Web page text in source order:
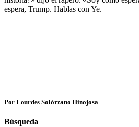
espera, Trump. Hablas con Ye.
Por Lourdes Solórzano Hinojosa
Búsqueda